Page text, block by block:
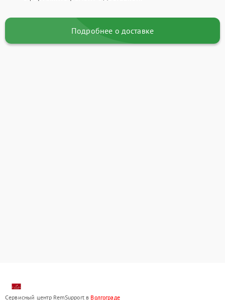
Подробнее о доставке
Сервисный центр RemSupport в Волгограде